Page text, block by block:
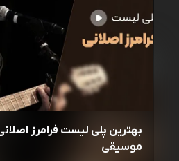
بهترین پلی لیست فرامرز
موسیقی